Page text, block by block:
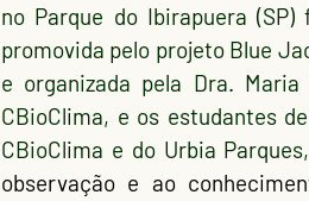
no Parque do Ibirapuera (SP)
promovida pelo projeto Blue
e organizada pela Dra. Maria
CBioClima e do Urbia Parques
observação e ao